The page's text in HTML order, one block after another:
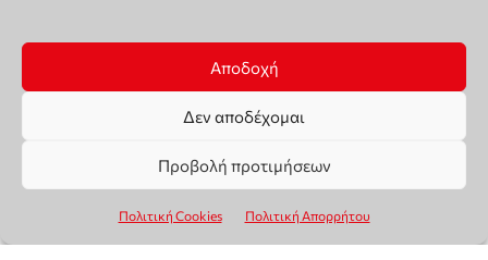
Αποδοχή
Δεν αποδέχομαι
Προβολή προτιμήσεων
Πολιτική Cookies Πολιτική Απορρήτου